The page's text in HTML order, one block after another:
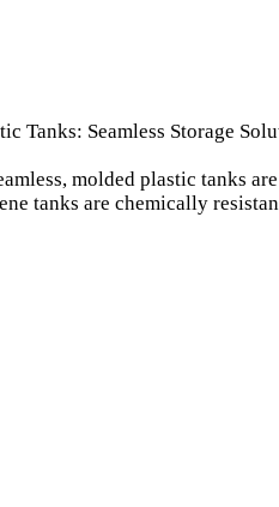
Tanks: Seamless Storage
molded plastic tanks
tanks are chemically